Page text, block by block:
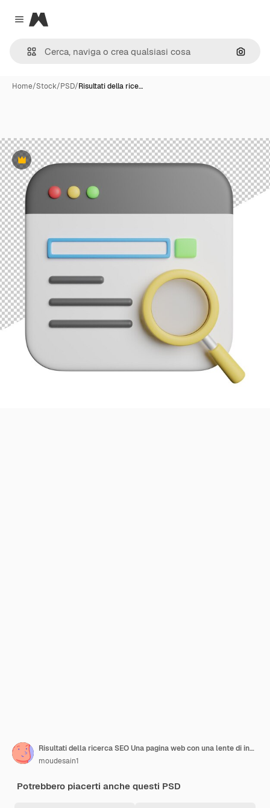
Close menu
Magnific
Cerca
Home/Stock/PSD/Risultati della rice…
Premium
Risultati della ricerca SEO Una pagina web con una lente di ingrandimento su di essa
moudesain1
Potrebbero piacerti anche questi PSD